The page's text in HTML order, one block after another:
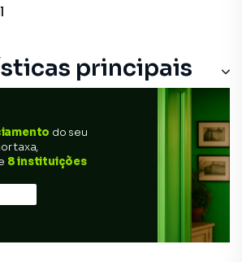
principais
do seu
taxa,
8 instituições